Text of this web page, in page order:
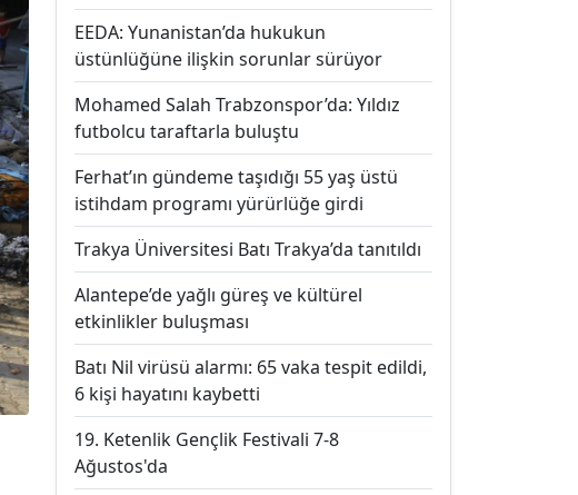
EEDA: Yunanistan’da hukukun
üstünlüğüne ilişkin sorunlar sürüyor
Mohamed Salah Trabzonspor’da: Yıldız
futbolcu taraftarla buluştu
Ferhat’ın gündeme taşıdığı 55 yaş üstü
istihdam programı yürürlüğe girdi
Trakya Üniversitesi Batı Trakya’da tanıtıldı
Alantepe’de yağlı güreş ve kültürel
etkinlikler buluşması
Batı Nil virüsü alarmı: 65 vaka tespit edildi,
6 kişi hayatını kaybetti
19. Ketenlik Gençlik Festivali 7-8
Ağustos'da